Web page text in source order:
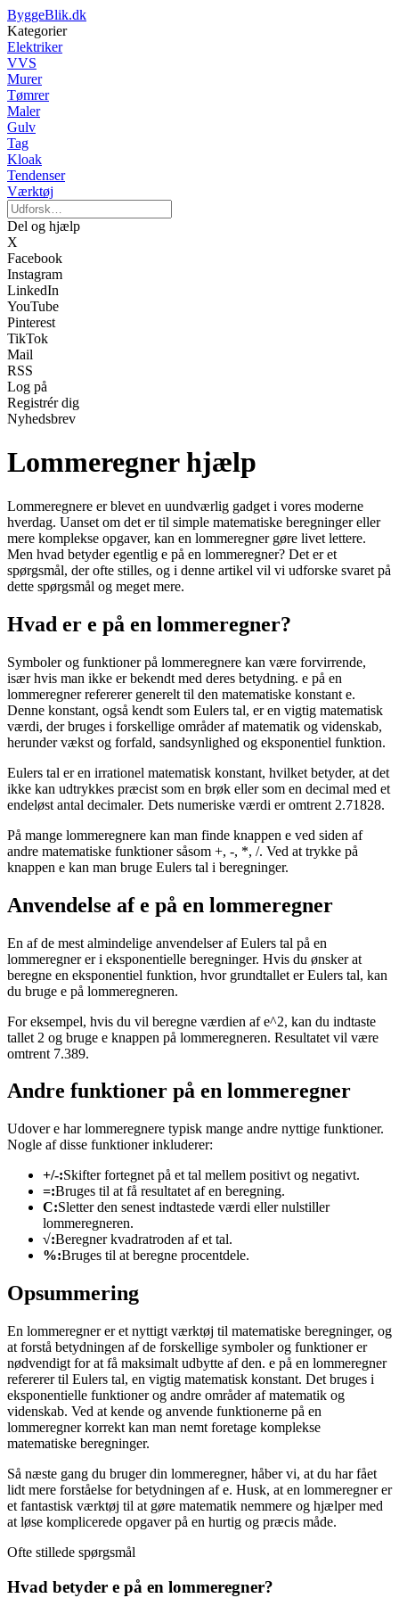
ByggeBlik.dk
Kategorier
Elektriker
VVS
Murer
Tømrer
Maler
Gulv
Tag
Kloak
Tendenser
Værktøj
Del og hjælp
X
Facebook
Instagram
LinkedIn
YouTube
Pinterest
TikTok
Mail
RSS
Log på
Registrér dig
Nyhedsbrev
Lommeregner hjælp
Lommeregnere er blevet en uundværlig gadget i vores moderne
hverdag. Uanset om det er til simple matematiske beregninger eller
mere komplekse opgaver, kan en lommeregner gøre livet lettere.
Men hvad betyder egentlig e på en lommeregner? Det er et
spørgsmål, der ofte stilles, og i denne artikel vil vi udforske svaret på
dette spørgsmål og meget mere.
Hvad er e på en lommeregner?
Symboler og funktioner på lommeregnere kan være forvirrende,
især hvis man ikke er bekendt med deres betydning. e på en
lommeregner refererer generelt til den matematiske konstant e.
Denne konstant, også kendt som Eulers tal, er en vigtig matematisk
værdi, der bruges i forskellige områder af matematik og videnskab,
herunder vækst og forfald, sandsynlighed og eksponentiel funktion.
Eulers tal er en irrationel matematisk konstant, hvilket betyder, at det
ikke kan udtrykkes præcist som en brøk eller som en decimal med et
endeløst antal decimaler. Dets numeriske værdi er omtrent 2.71828.
På mange lommeregnere kan man finde knappen e ved siden af
andre matematiske funktioner såsom +, -, *, /. Ved at trykke på
knappen e kan man bruge Eulers tal i beregninger.
Anvendelse af e på en lommeregner
En af de mest almindelige anvendelser af Eulers tal på en
lommeregner er i eksponentielle beregninger. Hvis du ønsker at
beregne en eksponentiel funktion, hvor grundtallet er Eulers tal, kan
du bruge e på lommeregneren.
For eksempel, hvis du vil beregne værdien af e^2, kan du indtaste
tallet 2 og bruge e knappen på lommeregneren. Resultatet vil være
omtrent 7.389.
Andre funktioner på en lommeregner
Udover e har lommeregnere typisk mange andre nyttige funktioner.
Nogle af disse funktioner inkluderer:
+/-:Skifter fortegnet på et tal mellem positivt og negativt.
=:Bruges til at få resultatet af en beregning.
C:Sletter den senest indtastede værdi eller nulstiller
lommeregneren.
√:Beregner kvadratroden af et tal.
%:Bruges til at beregne procentdele.
Opsummering
En lommeregner er et nyttigt værktøj til matematiske beregninger, og
at forstå betydningen af de forskellige symboler og funktioner er
nødvendigt for at få maksimalt udbytte af den. e på en lommeregner
refererer til Eulers tal, en vigtig matematisk konstant. Det bruges i
eksponentielle funktioner og andre områder af matematik og
videnskab. Ved at kende og anvende funktionerne på en
lommeregner korrekt kan man nemt foretage komplekse
matematiske beregninger.
Så næste gang du bruger din lommeregner, håber vi, at du har fået
lidt mere forståelse for betydningen af e. Husk, at en lommeregner er
et fantastisk værktøj til at gøre matematik nemmere og hjælper med
at løse komplicerede opgaver på en hurtig og præcis måde.
Ofte stillede spørgsmål
Hvad betyder e på en lommeregner?